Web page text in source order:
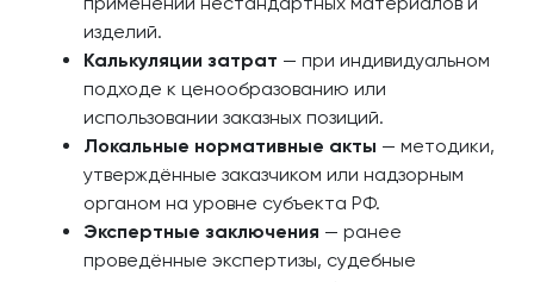
изделий.
Калькуляции затрат — при индивидуальном
подходе к ценообразованию или
использовании заказных позиций.
Локальные нормативные акты — методики,
утверждённые заказчиком или надзорным
органом на уровне субъекта РФ.
Экспертные заключения — ранее
проведённые экспертизы, судебные